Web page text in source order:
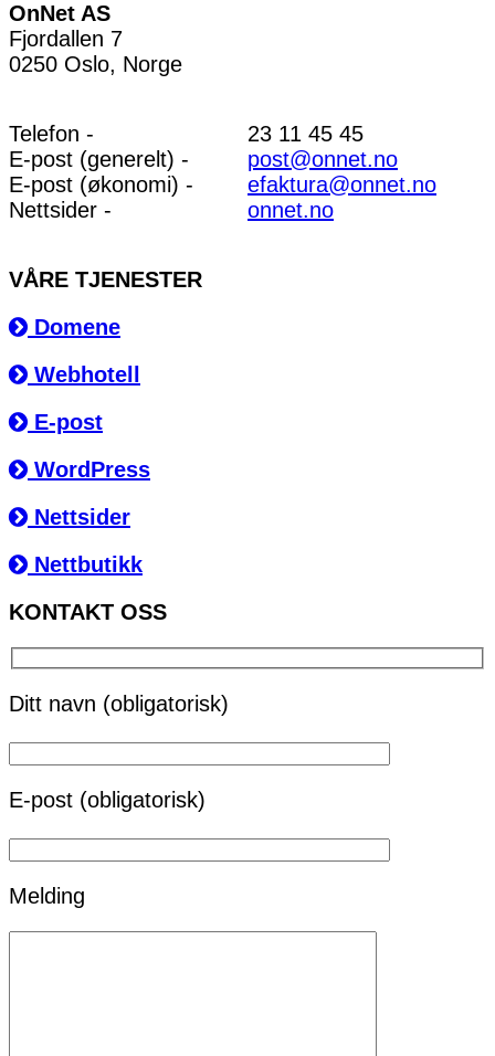
OnNet AS
Fjordallen 7
0250 Oslo, Norge
Telefon -
E-post (generelt) -
E-post (økonomi) -
Nettsider -
23 11 45 45
post@onnet.no
efaktura@onnet.no
onnet.no
VÅRE TJENESTER
Domene
Webhotell
E-post
WordPress
Nettsider
Nettbutikk
KONTAKT OSS
Ditt navn (obligatorisk)
E-post (obligatorisk)
Melding